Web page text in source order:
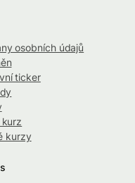
osobních údajů
ticker
kurzy